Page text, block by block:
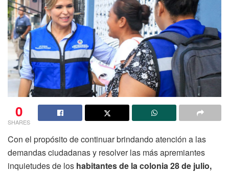
0
SHARES
Con el propósito de continuar brindando atención a las
demandas ciudadanas y resolver las más apremiantes
inquietudes de los habitantes de la colonia 28 de julio,